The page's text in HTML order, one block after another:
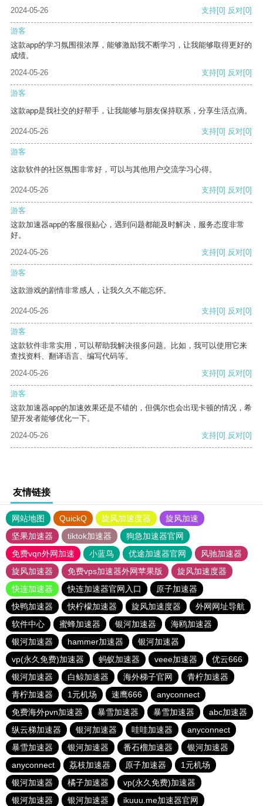
2024-05-26
支持[0] 反对[0]
游客
这款app的学习氛围很浓厚，能够激励我不断学习，让我能够取得更好的
成绩。
2024-05-26
支持[0] 反对[0]
游客
这款app是我社交的好帮手，让我能够与朋友保持联系，分享生活点滴。
2024-05-26 支持[0] 反对[0]
游客
这款软件的社区氛围非常好，可以与其他用户交流学习心得。
2024-05-26 支持[0] 反对[0]
游客
这款加速器app的客服很贴心，遇到问题都能及时解决，服务态度非常
好。
2024-05-26
支持[0] 反对[0]
游客
这款游戏的剧情非常感人，让我久久不能忘怀。
2024-05-26 支持[0] 反对[0]
游客
这款软件非常实用，可以帮助我解决很多问题。比如，我可以使用它来
查找资料、翻译语言、编写代码等。
2024-05-26
支持[0] 反对[0]
游客
这款加速器app的加速效果还是不错的，但偶尔也会出现卡顿的情况，希
望开发者能够优化一下。
2024-05-26
支持[0] 反对[0]
友情链接
网站地图 QuickQ 旋风加速度器
旋风加速
坚果加速器
tiktok加速器
狗急加速器官网
免费vqn外网加速
小蓝鸟 优途加速器官网
风驰加速器
旋风加速器
免费vps加速器外网苹果版
旋风加速度器
快连加速器
快连加速器官网入口
原子加速器
快鸭加速器
快柠檬加速器 旋风加速度器
外网网址导航
软件中心
蜜蜂加速器 银河加速器
海鸥加速器
银河加速器
hammer加速器
银河加速器
vp(永久免费)加速器
蚂蚁加速器 veee加速器
优云666
银河加速器
白鲸加速器 海外梯子官网
青柠加速器
青柠加速器
1元机场 速鹰666
anyconnect
免费海外pvn加速器
暴雪加速器 暴雪加速器
abc加速器
纵云梯加速器
银河加速器 哇哇加速器
anyconnect
暴雪加速器
银河加速器 番石榴加速器
银河加速器
anyconnect
荔枝加速器 原子加速器
1元机场
银河加速器
橘子加速器
vp(永久免费)加速器
银河加速器
银河加速器 ikuuu.me加速器官网